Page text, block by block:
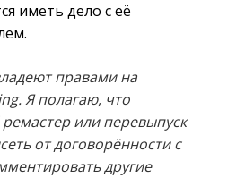
иметь дело с её
правами на
Я полагаю, что
или перевыпуск
от договорённости с
другие